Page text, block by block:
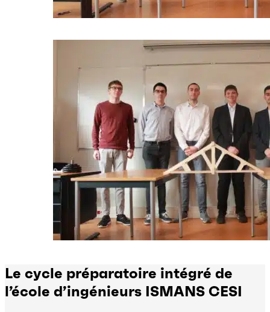
Le cycle préparatoire intégré de
l’école d’ingénieurs ISMANS CESI